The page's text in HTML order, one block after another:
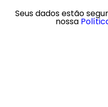
Seus dados estão
nossa